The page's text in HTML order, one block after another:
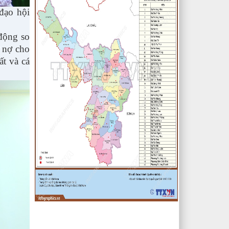
hội
so
cho
và cá
Nghị quyết V/v: Điều chỉnh cục bộ
quy hoạch chi tiết xây dựng tỷ lệ
1/500 Khu trung tâm thị trấn Tuần
Giáo huyện Tuần Giáo tỉnh Điện Biên
( Khu dân cư số 1 Thị trấn Tuần
Giáo; Khu dân cư số 2 Thị trấn Tuần
Giáo; Khu dân cư mới số 3
lượt xem: 2803 | lượt tải:1457
Đề xuất chuyên đề giám sát năm
lượt xem: 3925 | lượt tải:979
4/CV-BKTXH
Đề xuất nội dung giám sát năm
2024 của TT HĐND huyện
lượt xem: 4941 | lượt tải:1315